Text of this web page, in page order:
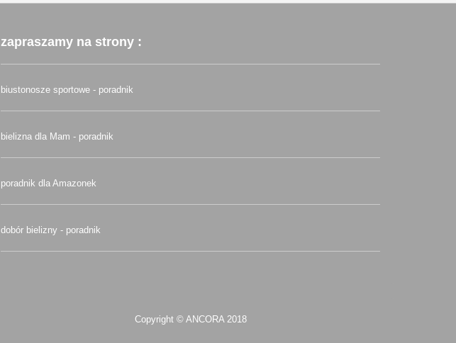
zapraszamy na strony :
biustonosze sportowe - poradnik
bielizna dla Mam - poradnik
poradnik dla Amazonek
dobór bielizny - poradnik
Copyright © ANCORA 2018